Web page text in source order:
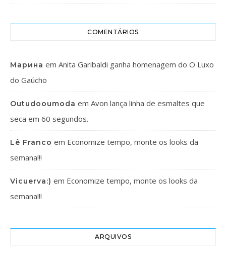
COMENTÁRIOS
Марина em Anita Garibaldi ganha homenagem do O Luxo
do Gaúcho
Outudooumoda em Avon lança linha de esmaltes que
seca em 60 segundos.
Lê Franco em Economize tempo, monte os looks da
semana!!!
Vicuerva:) em Economize tempo, monte os looks da
semana!!!
ARQUIVOS